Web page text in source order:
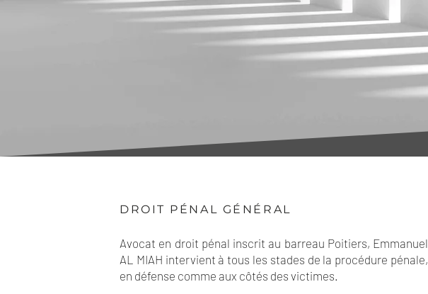
DROIT PÉNAL GÉNÉRAL
Avocat en droit pénal inscrit au barreau Poitiers, Emmanuel
AL MIAH intervient à tous les stades de la procédure pénale,
en défense comme aux côtés des victimes.